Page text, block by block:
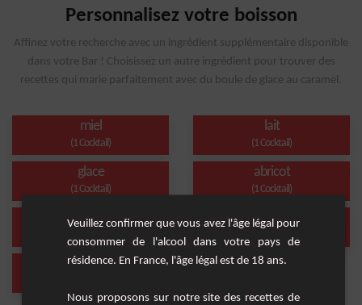
Personnalisez votre boisson
Affinez votre recherche avec un ingrédient supplémentaire disponible
dans votre Bar ! Choisissez un autre ingrédient pour trouver des
recettes qui marie parfaitement avec du boule de glace au caramel.
miel
(1 Cocktail)
lait
(1 Cocktail)
glace
(1 Cocktail)
abricot
(1 Cocktail)
glace au caramel caramel
Smoothie
Veuillez confirmer que vous avez l'âge légal pour
consommer de l'alcool dans votre pays de
résidence. En France, l'âge légal est de 18 ans.
Nous proposons sur notre site des recettes de